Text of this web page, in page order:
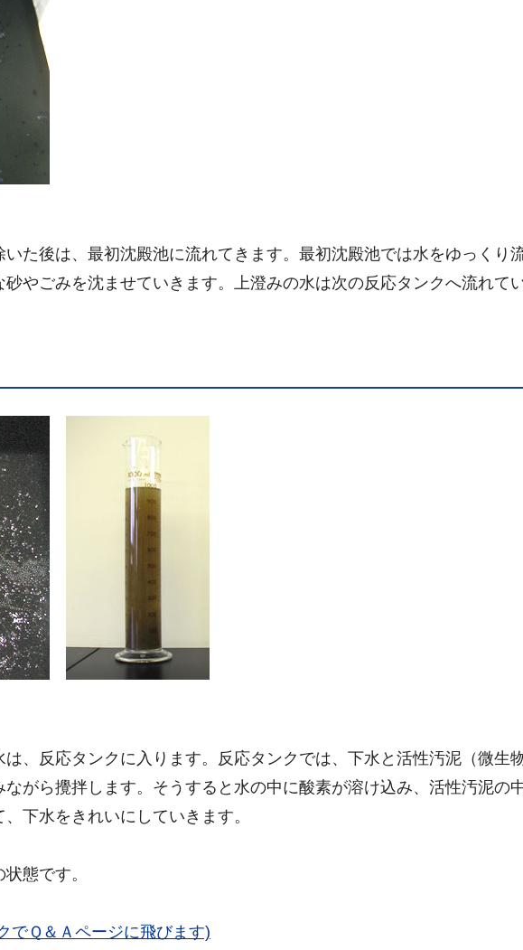
た後は、最初沈殿池に流れてきます。最初沈殿池では水をゆっくり
やごみを沈ませていきます。上澄みの水は次の反応タンクへ流れてい
、反応タンクに入ります。反応タンクでは、下水と活性汚泥（微生
ながら攪拌します。そうすると水の中に酸素が溶け込み、活性汚泥の
下水をきれいにしていきます。
態です。
でＱ＆Ａページに飛びます)